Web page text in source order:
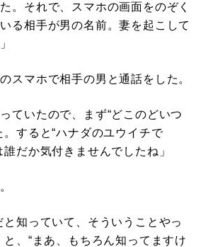
。それで、スマホの画面をのぞく
る相手が男の名前。妻を起こして
スマホで相手の男と通話をした。
ていたので、まず“どこのどいつ
。すると“ハナダのユウイチで
だか気付きませんでしたね」
と知っていて、そういうことやっ
と、“まあ、もちろん知ってますけ